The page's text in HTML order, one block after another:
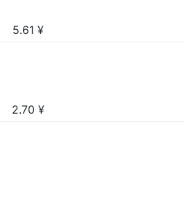
5.61 ¥
2.70 ¥